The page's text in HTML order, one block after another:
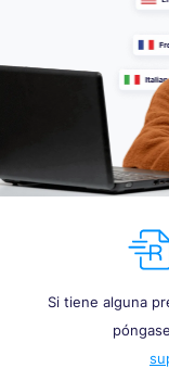
Si tiene alguna